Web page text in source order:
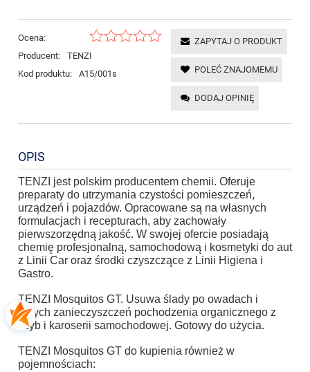
Ocena:
Producent:
TENZI
Kod produktu:
A15/001s
ZAPYTAJ O PRODUKT
POLEĆ ZNAJOMEMU
DODAJ OPINIĘ
OPIS
TENZI jest polskim producentem chemii. Oferuje
preparaty do utrzymania czystości pomieszczeń,
urządzeń i pojazdów. Opracowane są na własnych
formulacjach i recepturach, aby zachowały
pierwszorzędną jakość. W swojej ofercie posiadają
chemię profesjonalną, samochodową i kosmetyki do aut
z Linii Car oraz środki czyszczące z Linii Higiena i
Gastro.
TENZI Mosquitos GT. Usuwa ślady po owadach i
innych zanieczyszczeń pochodzenia organicznego z
szyb i karoserii samochodowej. Gotowy do użycia.
TENZI Mosquitos GT do kupienia również w
pojemnościach: